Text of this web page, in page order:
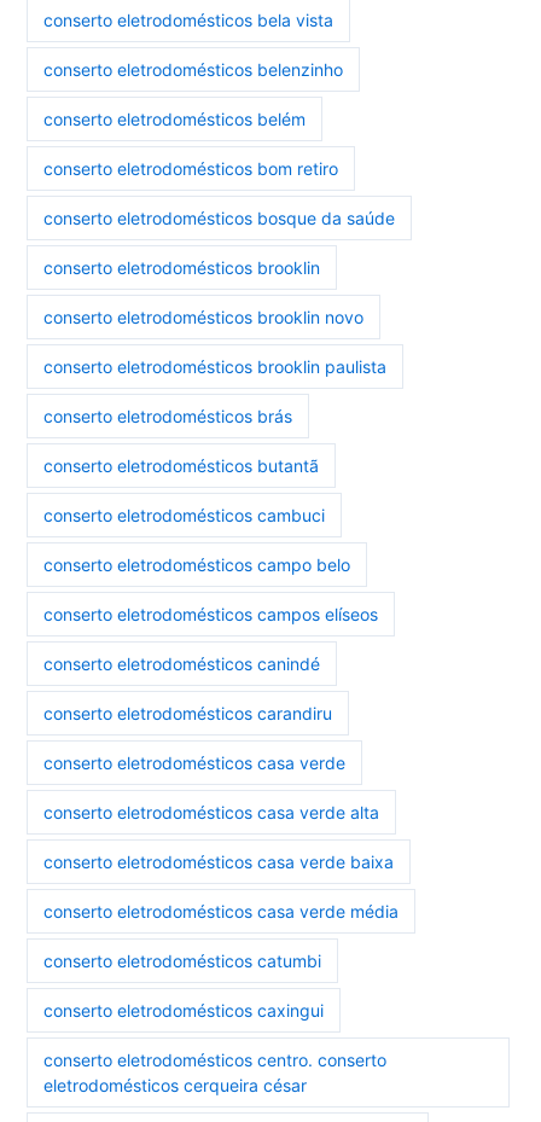
conserto eletrodomésticos bela vista
conserto eletrodomésticos belenzinho
conserto eletrodomésticos belém
conserto eletrodomésticos bom retiro
conserto eletrodomésticos bosque da saúde
conserto eletrodomésticos brooklin
conserto eletrodomésticos brooklin novo
conserto eletrodomésticos brooklin paulista
conserto eletrodomésticos brás
conserto eletrodomésticos butantã
conserto eletrodomésticos cambuci
conserto eletrodomésticos campo belo
conserto eletrodomésticos campos elíseos
conserto eletrodomésticos canindé
conserto eletrodomésticos carandiru
conserto eletrodomésticos casa verde
conserto eletrodomésticos casa verde alta
conserto eletrodomésticos casa verde baixa
conserto eletrodomésticos casa verde média
conserto eletrodomésticos catumbi
conserto eletrodomésticos caxingui
conserto eletrodomésticos centro. conserto
eletrodomésticos cerqueira césar